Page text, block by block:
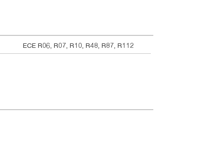
ECE R06, R07, R10, R48, R87, R112